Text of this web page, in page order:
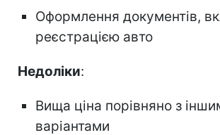
Оформлення документів,
реєстрацією авто
Недоліки:
Вища ціна порівняно з
варіантами